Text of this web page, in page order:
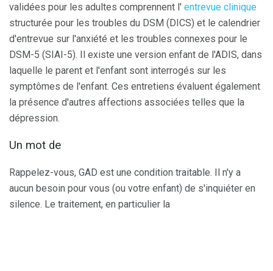
validées pour les adultes comprennent l' entrevue clinique
structurée pour les troubles du DSM (DICS) et le calendrier
d'entrevue sur l'anxiété et les troubles connexes pour le
DSM-5 (SIAI-5). Il existe une version enfant de l'ADIS, dans
laquelle le parent et l'enfant sont interrogés sur les
symptômes de l'enfant. Ces entretiens évaluent également
la présence d'autres affections associées telles que la
dépression.
Un mot de
Rappelez-vous, GAD est une condition traitable. Il n'y a
aucun besoin pour vous (ou votre enfant) de s'inquiéter en
silence. Le traitement, en particulier la